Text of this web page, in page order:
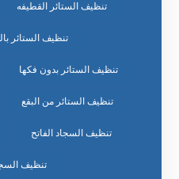
تنظيف الستائر القطيفه
تنظيف الستائر
تنظيف الستائر بدون فكها
تنظيف الستائر من البقع
تنظيف السجاد الفاتح
تنظيف